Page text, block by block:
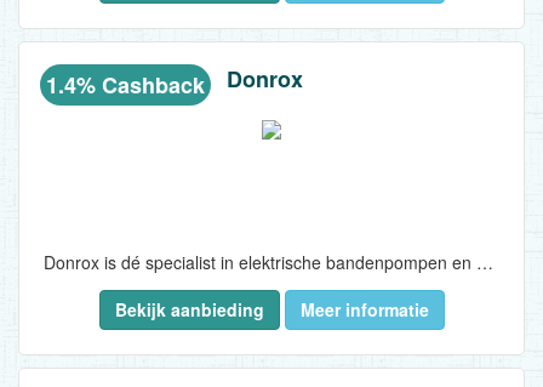
1.4% Cashback Donrox
Donrox is dé specialist in elektrische bandenpompen en mini compressoren van Nederland België. Of je nou een stukje gaat fietsen of kamperen – de elektrische bandenpompen van Donrox heb je altijd de juiste bandenspanning bij de hand!..
Bekijk aanbieding
Meer informatie